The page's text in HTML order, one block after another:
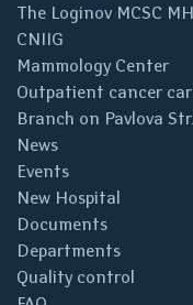
The Loginov MCSC
CNIIG
Mammology Center
Outpatient cancer
Branch on Pavlova Str.
News
Events
New Hospital
Documents
Departments
Quality control